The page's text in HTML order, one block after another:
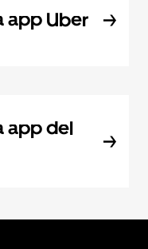
app Uber
app del